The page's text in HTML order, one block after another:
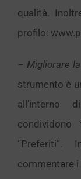
qualità.
profilo:
– Migliorare
strumento è
all’interno
commentare i